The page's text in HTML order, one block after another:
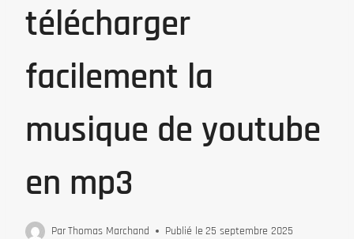
télécharger
facilement la
musique de youtube
en mp3
ParThomas Marchand Publié le 25 septembre 2025